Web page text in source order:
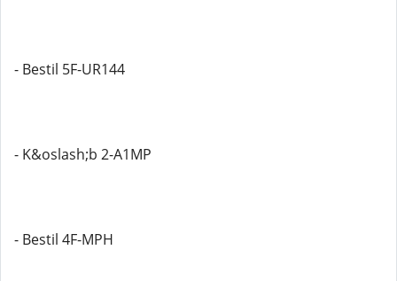
- Bestil 5F-UR144
- K&oslash;b 2-A1MP
- Bestil 4F-MPH